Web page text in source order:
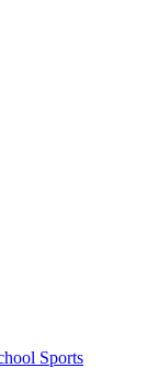
Sports